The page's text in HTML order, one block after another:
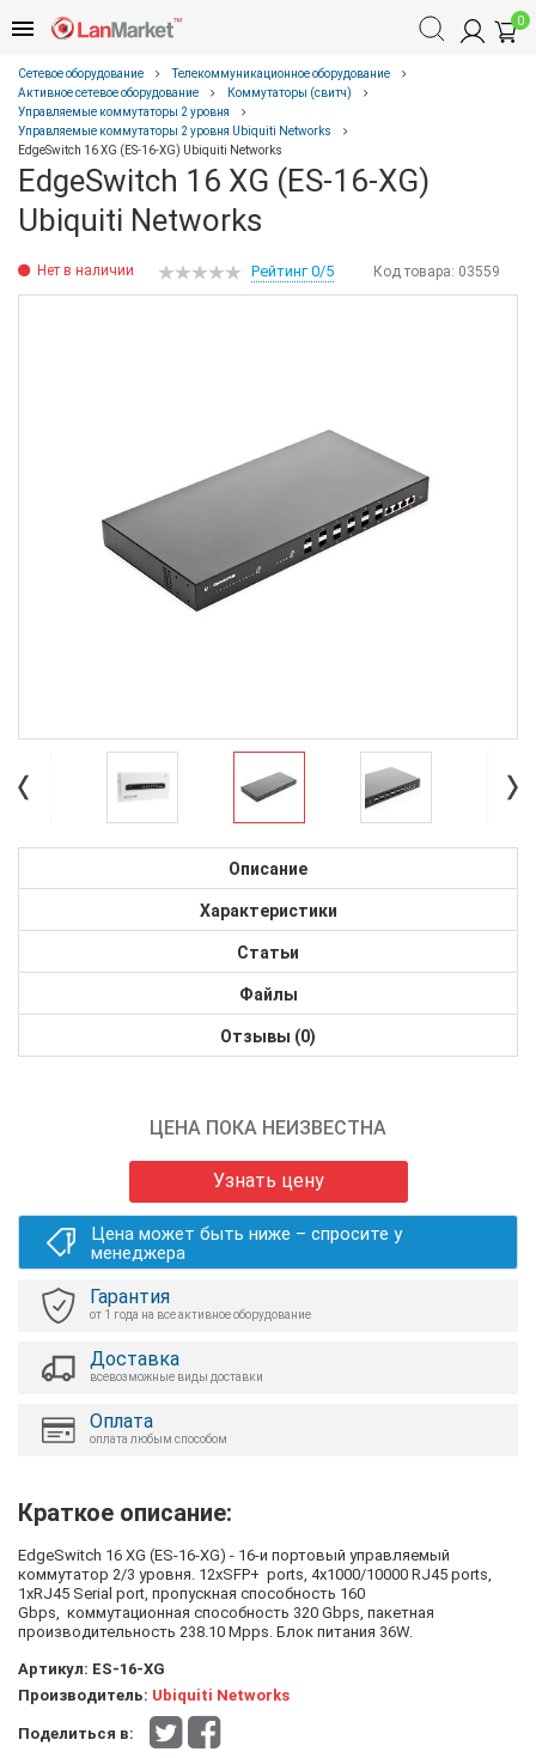
0
Сетевое оборудование
Телекоммуникационное оборудование
Активное сетевое оборудование
Коммутаторы (свитч)
Управляемые коммутаторы 2 уровня
Управляемые коммутаторы 2 уровня Ubiquiti Networks
EdgeSwitch 16 XG (ES-16-XG) Ubiquiti Networks
EdgeSwitch 16 XG (ES-16-XG)
Ubiquiti Networks
Нет в наличии Код товара: 03559
Рейтинг 0/5
Описание
Характеристики
Статьи
Файлы
Отзывы (0)
ЦЕНА ПОКА НЕИЗВЕСТНА
Узнать цену
Цена может быть ниже – спросите у
менеджера
Гарантия
от 1 года на все активное оборудование
Доставка
всевозможные виды доставки
Оплата
оплата любым способом
Краткое описание:
EdgeSwitch 16 XG (ES-16-XG) - 16-и портовый управляемый
коммутатор 2/3 уровня. 12хSFP+ ports, 4х1000/10000 RJ45 ports,
1xRJ45 Serial port, пропускная способность 160
Gbps, коммутационная способность 320 Gbps, пакетная
производительность 238.10 Mpps. Блок питания 36W.
Артикул: ES-16-XG
Производитель: Ubiquiti Networks
Поделиться в: